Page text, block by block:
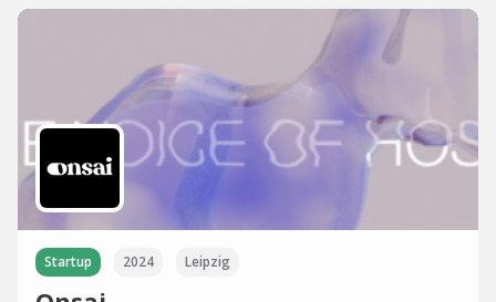
Startup 2024 Leipzig